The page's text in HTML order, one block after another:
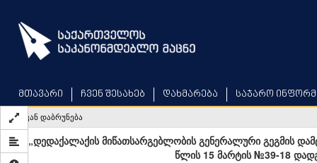
main
content
მთავარი ჩვენ შესახებ დახმარება საჯარო
უკან დაბრუნება
„დედაქალაქის მიწათსარგებლობის გენერალური გეგმის
წლის 15 მარტის №39-18